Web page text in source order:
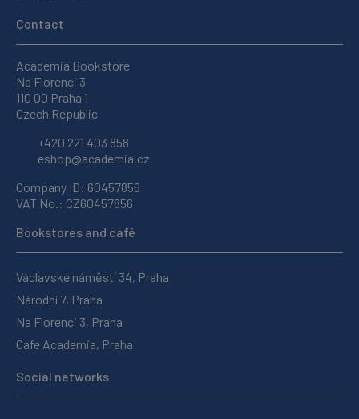
Contact
Academia Bookstore
Na Florenci 3
110 00 Praha 1
Czech Republic
+420 221 403 858
eshop@academia.cz
Company ID: 60457856
VAT No.: CZ60457856
Bookstores and café
Václavské náměstí 34, Praha
Národní 7, Praha
Na Florenci 3, Praha
Cafe Academia, Praha
Social networks